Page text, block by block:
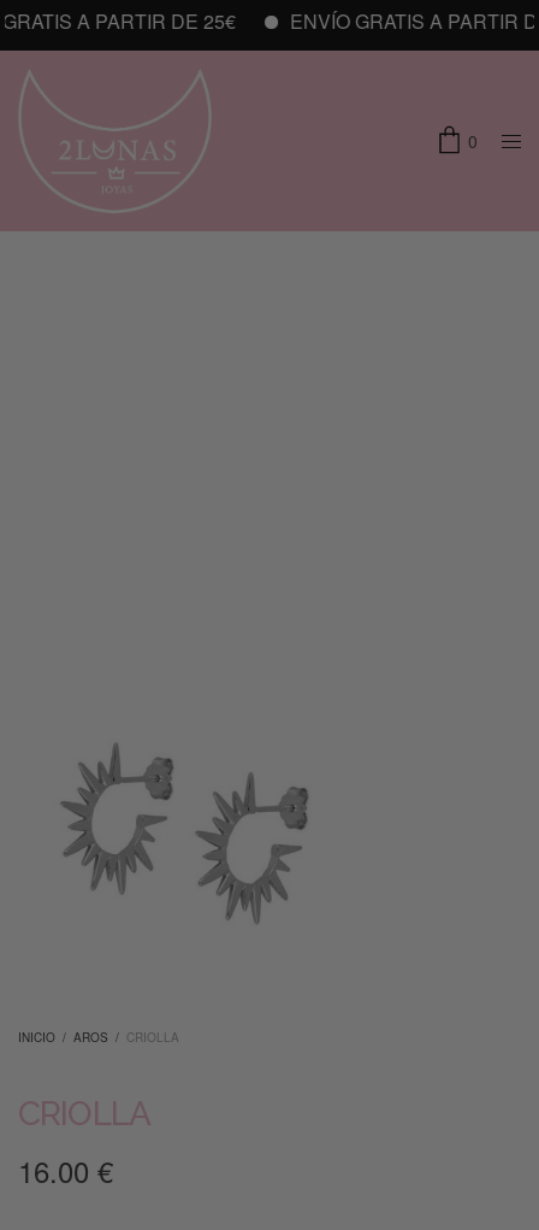
A PARTIR DE 25€ ENVÍO GRATIS A PARTIR DE
0
INICIO / AROS / CRIOLLA
CRIOLLA
16.00€